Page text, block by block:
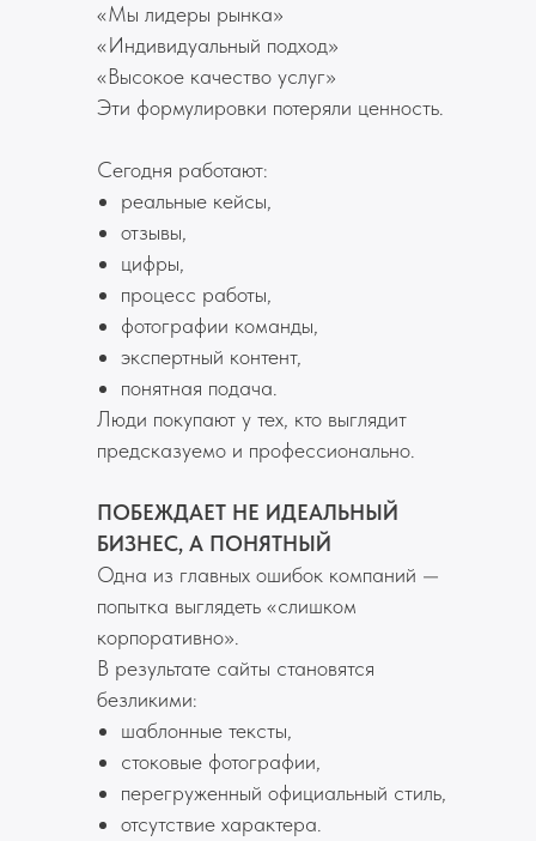
«Мы лидеры рынка»
«Индивидуальный подход»
«Высокое качество услуг»
Эти формулировки потеряли ценность.
Сегодня работают:
реальные кейсы,
отзывы,
цифры,
процесс работы,
фотографии команды,
экспертный контент,
понятная подача.
Люди покупают у тех, кто выглядит
предсказуемо и профессионально.
ПОБЕЖДАЕТ НЕ ИДЕАЛЬНЫЙ
БИЗНЕС, А ПОНЯТНЫЙ
Одна из главных ошибок компаний —
попытка выглядеть «слишком
корпоративно».
В результате сайты становятся
безликими:
шаблонные тексты,
стоковые фотографии,
перегруженный официальный стиль,
отсутствие характера.